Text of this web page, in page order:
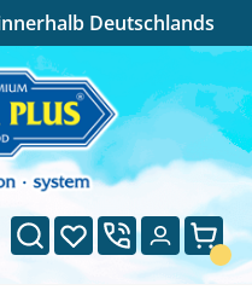
Deutschlands
SucheWunschliste